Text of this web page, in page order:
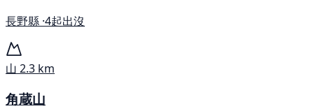
長野縣 ·4起出沒
山 2.3 km
角蔵山